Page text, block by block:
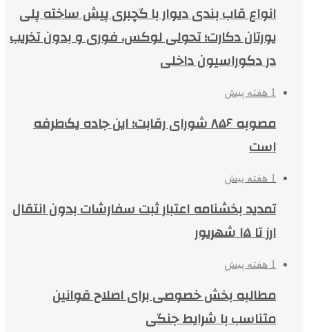
انواع قاب بندی دیوار با گچبری پیش ساخته پلی
یورتان دکارت؛ تحولی لوکس، فوری و بدون تخریب
در دکوراسیون داخلی
1 هفته پیش
مصوبه ۸۵۶ شورای رقابت؛ این جاده یک‌طرفه
است
1 هفته پیش
تمدید بخشنامه اعتبار ثبت سفارشات بدون انتقال
ارز تا ۱۵ شهریور
1 هفته پیش
مطالبه بخش خصوصی برای اصلاح قوانین
متناسب با شرایط جنگی